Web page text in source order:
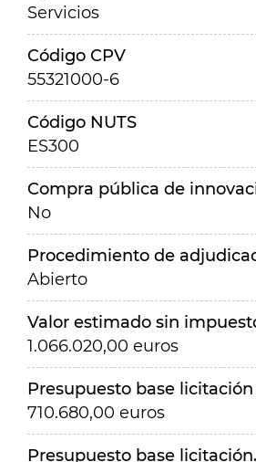
Servicios
Código CPV
55321000-6
Código NUTS
ES300
Compra pública de
No
Procedimiento de
Abierto
Valor estimado sin
1.066.020,00 euros
Presupuesto base
710.680,00 euros
Presupuesto base